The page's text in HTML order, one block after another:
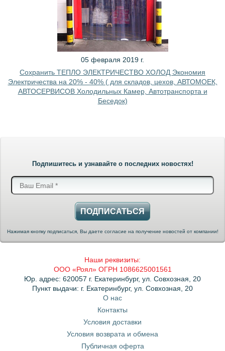
05 февраля 2019 г.
Сохранить ТЕПЛО ЭЛЕКТРИЧЕСТВО ХОЛОД Экономия
Электричества на 20% - 40% ( для складов, цехов, АВТОМОЕК,
АВТОСЕРВИСОВ Холодильных Камер, Автотранспорта и
Беседок)
Подпишитесь и узнавайте о последних новостях!
ПОДПИСАТЬСЯ
Нажимая кнопку подписаться, Вы даете согласие на получение новостей от компании!
Наши реквизиты:
ООО «Роял» ОГРН 1086625001561
Юр. адрес: 620057 г. Екатеринбург, ул. Совхозная, 20
Пункт выдачи: г. Екатеринбург, ул. Совхозная, 20
О нас
Контакты
Условия доставки
Условия возврата и обмена
Публичная оферта